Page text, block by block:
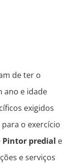
de ter o
ano e idade
exigidos
o exercício
Pintor predial e
e serviços